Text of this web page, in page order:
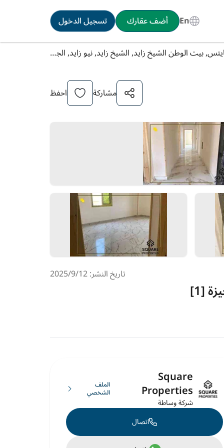
En أضف عقارك
تسجيل الدخول
شقة للبيع في كمبوند زايد هايتس, بيت الوطن الشيخ زايد, الشيخ زايد, نيو زايد, الجيزة [1]
مشاركة احفظ
تاريخ النشر: 12‏‏/9‏‏/2025
[1]
Square
Properties
شركة وساطة
الملف
الشخصي
اتصال